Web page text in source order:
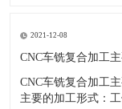
其他的常规材料，
因素： 一
2021-12-08
CNC车铣复合加工
CNC车铣复合加工
主要的加工形式：